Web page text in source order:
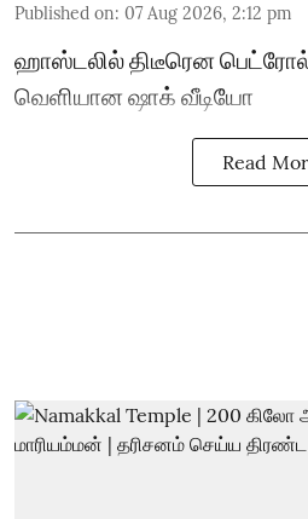
Published on: 07 Aug 2026, 2:12 pm
ஹாஸ்டலில் திடீரென
வெளியான ஷாக் வீடியோ
Read